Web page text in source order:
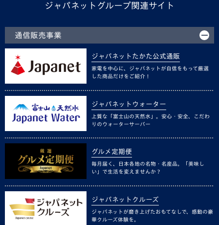
ジャパネットグループ関連サイト
通信販売事業
ジャパネットたかた公式通販
家電を中心に、ジャパネットが自信をもって厳選
した商品だけをご紹介！
ジャパネットウォーター
上質な「富士山の天然水」。安心・安全、こだわ
りのウォーターサーバー
グルメ定期便
毎月届く、日本各地の名物・名産品。「美味し
い」で生活を変えませんか？
ジャパネットクルーズ
ジャパネットが磨き上げたおもてなしで、感動の豪
華クルーズ体験を。